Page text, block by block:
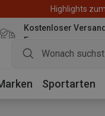
Highlights
Kostenloser
Euro
Sportarten